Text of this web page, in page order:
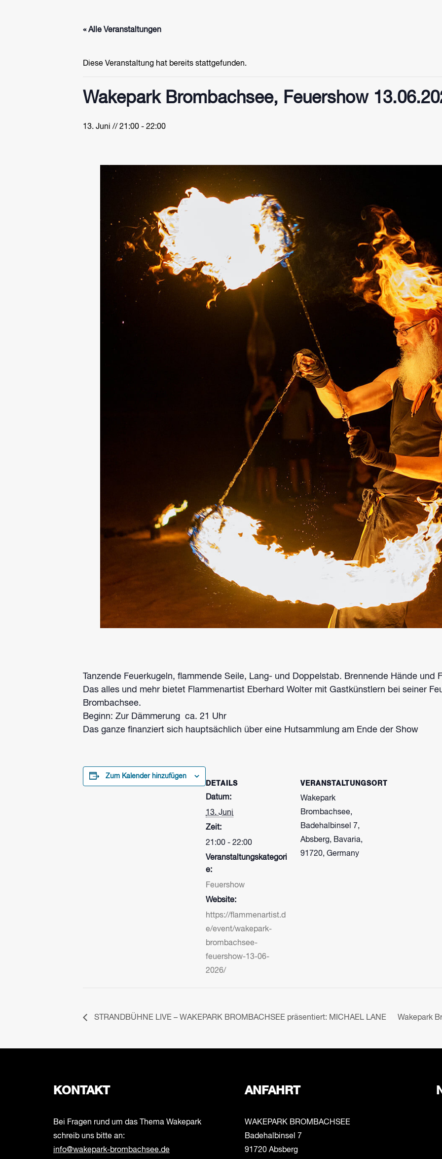
« Alle Veranstaltungen
Diese Veranstaltung hat bereits stattgefunden.
Wakepark Brombachsee, Feuershow
13. Juni // 21:00 - 22:00
Tanzende Feuerkugeln, flammende Seile, Lang- und Doppelstab. Brennende Hände und
Das alles und mehr bietet Flammenartist Eberhard Wolter mit Gastkünstlern bei seiner
Brombachsee.
Beginn: Zur Dämmerung ca. 21 Uhr
Das ganze finanziert sich hauptsächlich über eine Hutsammlung am Ende der Show
Zum Kalender hinzufügen
DETAILS
Datum:
13. Juni
Zeit:
21:00 - 22:00
Veranstaltungskategori
e:
Feuershow
Website:
https://flammenartist.d
e/event/wakepark-
brombachsee-
feuershow-13-06-
2026/
VERANSTALTUNGSORT
Wakepark
Brombachsee,
Badehalbinsel 7,
Absberg, Bavaria,
91720, Germany
STRANDBÜHNE LIVE – WAKEPARK BROMBACHSEE präsentiert: MICHAEL LANE Wakepark
KONTAKT
Bei Fragen rund um das Thema Wakepark
schreib uns bitte an:
info@wakepark-brombachsee.de
ANFAHRT
WAKEPARK BROMBACHSEE
Badehalbinsel 7
91720 Absberg